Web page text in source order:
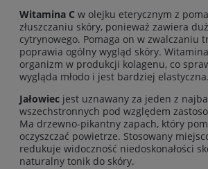
Witamina C w olejku eterycznym z
złuszczaniu skóry, ponieważ zawiera
cytrynowego. Pomaga on w zwalczaniu
poprawia ogólny wygląd skóry.
organizm w produkcji kolagenu, co
wygląda młodo i jest bardziej elastyczna.
Jałowiec jest uznawany za jeden z
wszechstronnych pod względem
Ma drzewno-pikantny zapach, który
oczyszczać powietrze. Stosowany
redukuje widoczność niedoskonałości
naturalny tonik do skóry.